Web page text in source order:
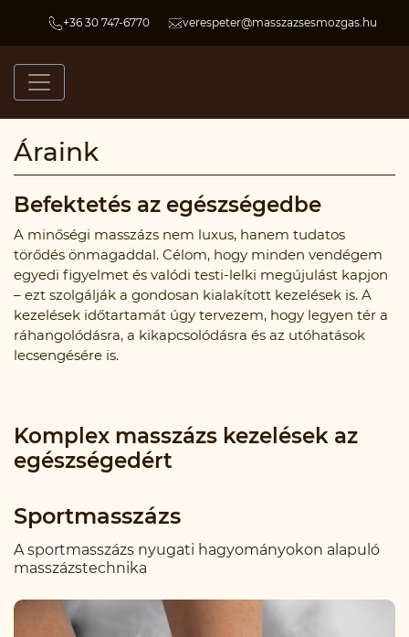
+36 30 747-6770 verespeter@masszazsesmozgas.hu
Áraink
Befektetés az egészségedbe
A minőségi masszázs nem luxus, hanem tudatos
törődés önmagaddal. Célom, hogy minden vendégem
egyedi figyelmet és valódi testi-lelki megújulást kapjon
– ezt szolgálják a gondosan kialakított kezelések is. A
kezelések időtartamát úgy tervezem, hogy legyen tér a
ráhangolódásra, a kikapcsolódásra és az utóhatások
lecsengésére is.
Komplex masszázs kezelések az
egészségedért
Sportmasszázs
A sportmasszázs nyugati hagyományokon alapuló
masszázstechnika